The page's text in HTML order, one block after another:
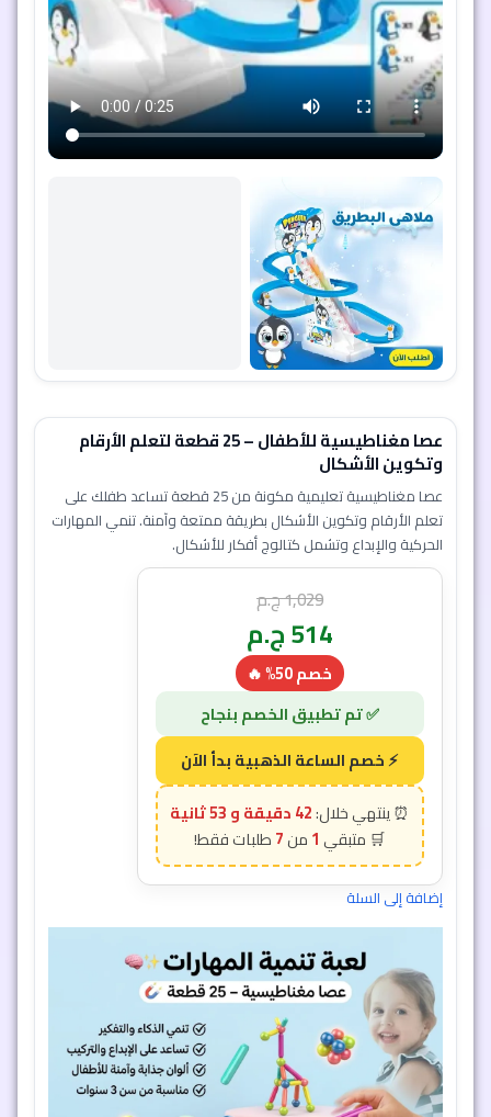
عصا مغناطيسية للأطفال – 25 قطعة لتعلم الأرقام
وتكوين الأشكال
عصا مغناطيسية تعليمية مكونة من 25 قطعة تساعد طفلك على
تعلم الأرقام وتكوين الأشكال بطريقة ممتعة وآمنة. تنمي المهارات
الحركية والإبداع وتشمل كتالوج أفكار للأشكال.
1,029ج.م
514ج.م
خصم 50% 🔥
42 دقيقة و 50 ثانية
1
7
إضافة إلى السلة